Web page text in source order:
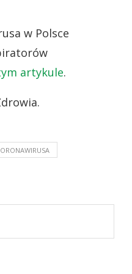
w Polsce
artykule.